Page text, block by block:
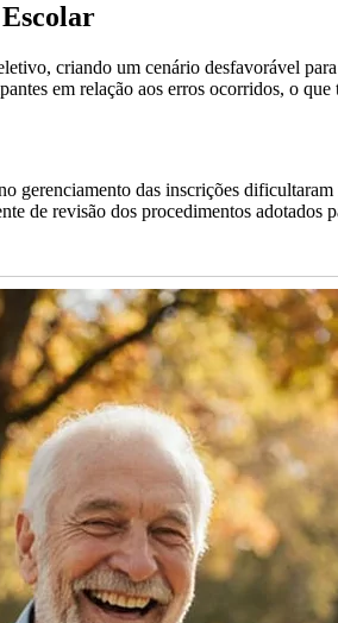
criando um cenário desfavorável
em relação aos erros ocorridos, o
gerenciamento das inscrições
de revisão dos procedimentos